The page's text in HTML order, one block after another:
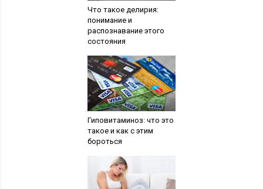
Что такое делирия:
понимание и
распознавание этого
состояния
Гиповитаминоз: что это
такое и как с этим
бороться